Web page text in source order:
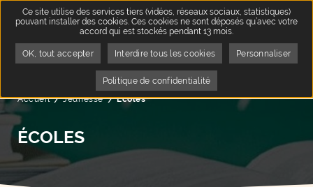
Accueil Jeunesse Page active :
Écoles
ÉCOLES
Ce site utilise des services tiers (vidéos, réseaux sociaux, statistiques)
pouvant installer des cookies. Ces cookies ne sont déposés qu’avec votre
accord qui est stockés pendant 13 mois.
OK, tout accepter Interdire tous les cookies Personnaliser
Politique de confidentialité